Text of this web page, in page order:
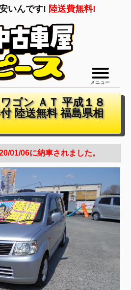
いんです! 陸送費無料!
メニュー
ゴン ＡＴ 平成１８
陸送無料 福島県相
01/06に納車されました。